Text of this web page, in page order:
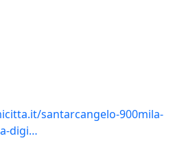
santarcangelo-900mila-
digi…